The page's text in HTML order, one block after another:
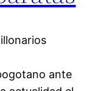
ante